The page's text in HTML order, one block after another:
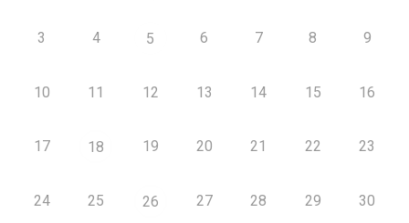
3 4 5 6 7 8 9
10 11 12 13 14 15 16
17 18 19 20 21 22 23
24 25 26 27 28 29 30